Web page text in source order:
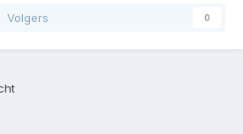
Volgers 0